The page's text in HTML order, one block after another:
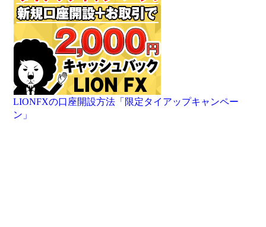
LIONFXの口座開設方法「限定タイアップキャンペー
ン」